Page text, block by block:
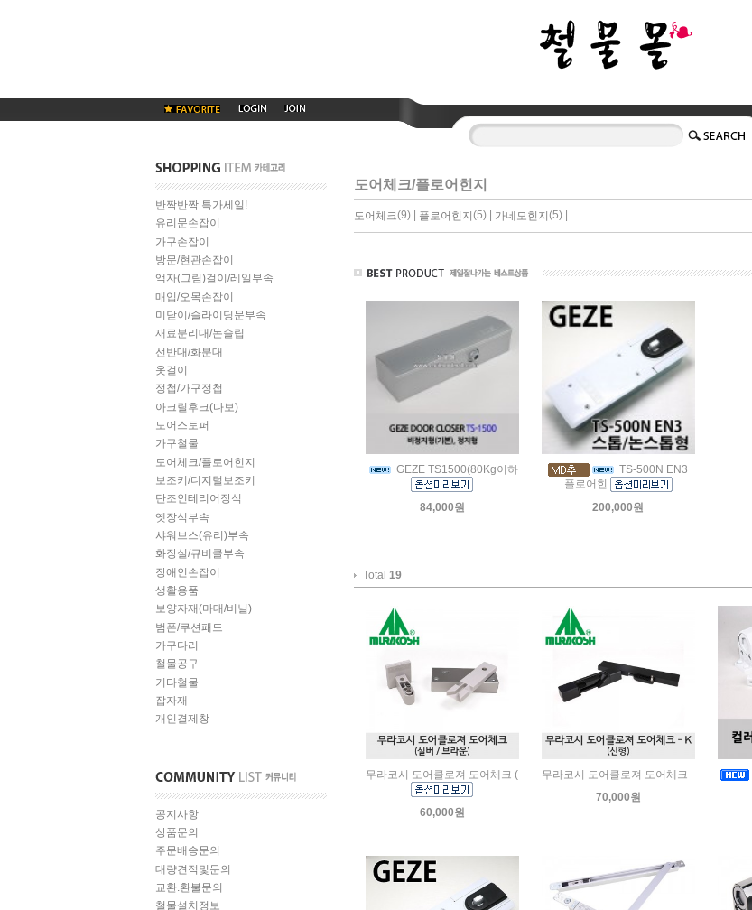
반짝반짝 특가세일!
유리문손잡이
가구손잡이
방문/현관손잡이
액자(그림)걸이/레일부속
매입/오목손잡이
미닫이/슬라이딩문부속
재료분리대/논슬립
선반대/화분대
옷걸이
정첩/가구정첩
아크릴후크(다보)
도어스토퍼
가구철물
도어체크/플로어힌지
보조키/디지털보조키
단조인테리어장식
옛장식부속
샤워브스(유리)부속
화장실/큐비클부속
장애인손잡이
생활용품
보양자재(마대/비닐)
범폰/쿠션패드
가구다리
철물공구
기타철물
잡자재
개인결제창
공지사항
상품문의
주문배송문의
대량견적및문의
교환.환불문의
철물설치정보
도어체크/플로어힌지
도어체크(9) | 플로어힌지(5) | 가네모힌지(5) |
GEZE TS1500(80Kg이하
84,000원
TS-500N EN3
플로어힌
200,000원
Total 19
무라코시 도어클로져 도어체크 (
60,000원
무라코시 도어클로져 도어체크 -
70,000원